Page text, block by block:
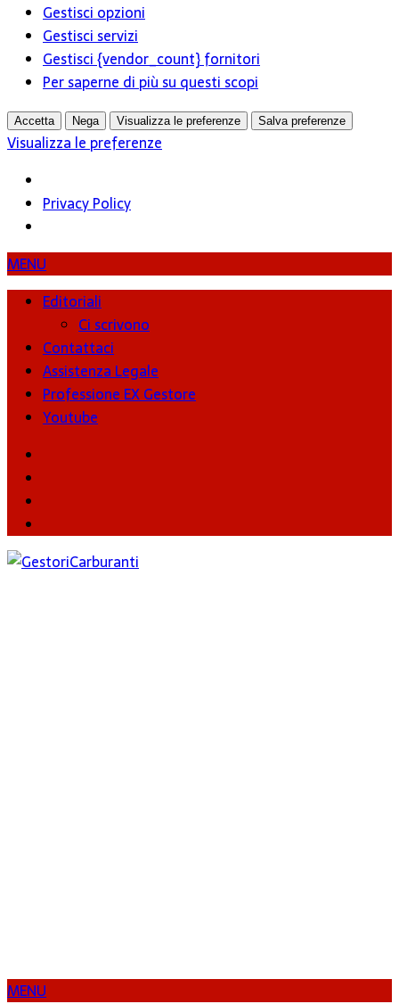
Gestisci opzioni
Gestisci servizi
Gestisci {vendor_count} fornitori
Per saperne di più su questi scopi
Accetta Nega Visualizza le preferenze Salva preferenze
Visualizza le preferenze
Privacy Policy
MENU
Editoriali
Ci scrivono
Contattaci
Assistenza Legale
Professione EX Gestore
Youtube
MENU